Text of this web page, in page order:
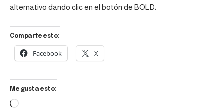
alternativo dando clic en el botón de BOLD:
Comparte esto:
Facebook X
Me gusta esto: